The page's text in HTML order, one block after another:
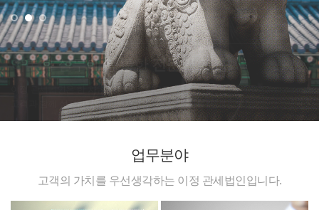
이론과 실무에 능통한전문가 그룹
이정 관세법인은 한 차원 높은 솔루션으로
고객과 함께 성장합니다.
업무분야
고객의 가치를 우선생각하는 이정 관세법인입니다.